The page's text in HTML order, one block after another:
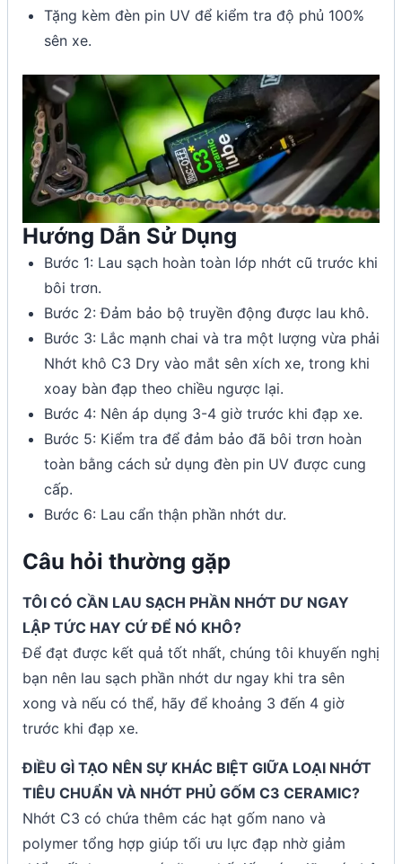
Tặng kèm đèn pin UV để kiểm tra độ phủ 100%
sên xe.
Hướng Dẫn Sử Dụng
Bước 1: Lau sạch hoàn toàn lớp nhớt cũ trước khi
bôi trơn.
Bước 2: Đảm bảo bộ truyền động được lau khô.
Bước 3: Lắc mạnh chai và tra một lượng vừa phải
Nhớt khô C3 Dry vào mắt sên xích xe, trong khi
xoay bàn đạp theo chiều ngược lại.
Bước 4: Nên áp dụng 3-4 giờ trước khi đạp xe.
Bước 5: Kiểm tra để đảm bảo đã bôi trơn hoàn
toàn bằng cách sử dụng đèn pin UV được cung
cấp.
Bước 6: Lau cẩn thận phần nhớt dư.
Câu hỏi thường gặp
TÔI CÓ CẦN LAU SẠCH PHẦN NHỚT DƯ NGAY
LẬP TỨC HAY CỨ ĐỂ NÓ KHÔ?
Để đạt được kết quả tốt nhất, chúng tôi khuyến nghị
bạn nên lau sạch phần nhớt dư ngay khi tra sên
xong và nếu có thể, hãy để khoảng 3 đến 4 giờ
trước khi đạp xe.
ĐIỀU GÌ TẠO NÊN SỰ KHÁC BIỆT GIỮA LOẠI NHỚT
TIÊU CHUẨN VÀ NHỚT PHỦ GỐM C3 CERAMIC?
Nhớt C3 có chứa thêm các hạt gốm nano và
polymer tổng hợp giúp tối ưu lực đạp nhờ giảm